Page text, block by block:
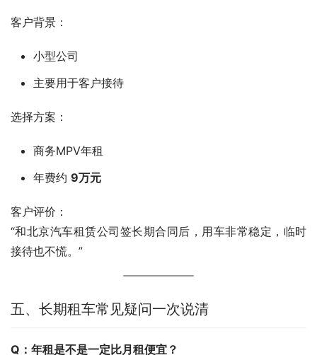
客户背景：
小型公司
主要用于客户接待
选择方案：
商务MPV年租
年费约 9万元
客户评价：
“和北京汽车租赁公司签长期合同后，用车非常稳定，临时
接待也不慌。”
五、长期租车常见疑问一次说清
Q：年租是不是一定比月租便宜？